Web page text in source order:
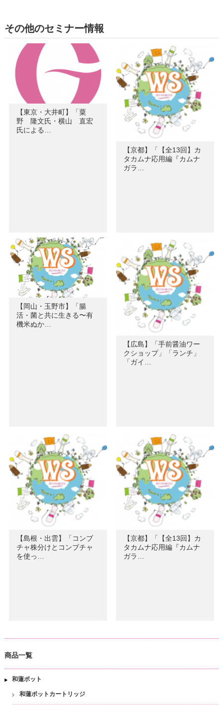
その他のセミナー情報
【東京・大井町】「粟
野 隆文氏・横山 直宏
氏による…
【京都】「【全13回】カ
タカムナ応用編『カムナ
ガラ…
【岡山・玉野市】「腸
活・菌と共に生きる〜有
機米ぬか…
【広島】「手前醤油ワー
クショップ」「ランチ」
「ガイ…
【島根・出雲】「コンブ
チャ株分けとコンブチャ
を使っ…
【京都】「【全13回】カ
タカムナ応用編『カムナ
ガラ…
商品一覧
和蓮ポット
和蓮ポットカートリッジ